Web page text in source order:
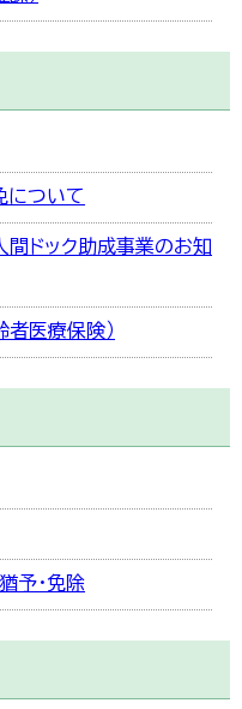
について
ドック助成事業のお知
者医療保険）
予・免除